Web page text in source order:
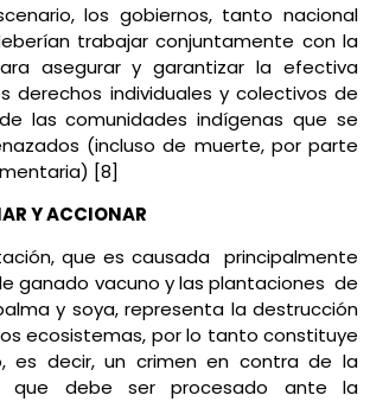
los gobiernos, tanto nacional
trabajar conjuntamente con la
asegurar y garantizar la efectiva
derechos individuales y colectivos de
las comunidades indígenas que se
(incluso de muerte, por parte
[8]
Y ACCIONAR
que es causada principalmente
ganado vacuno y las plantaciones de
y soya, representa la destrucción
ecosistemas, por lo tanto constituye
es decir, un crimen en contra de la
que debe ser procesado ante la